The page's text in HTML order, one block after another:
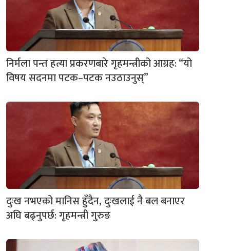
निर्मला पन्त हत्या प्रकरणबारे गृहमन्त्रीको आग्रह: “यो
विषय सदनमा पटक–पटक नउठाउनुस्”
दुःख नभएको मानिस हुँदैन, दुःखलाई नै बल बनाएर
अघि बढ्नुपर्छ: गृहमन्त्री गुरुङ